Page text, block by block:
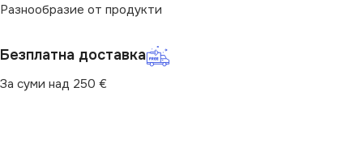
СВЕТЛИНЕН ПОТОК
Разнообразие от продукти
Безплатна доставка
За суми над 250 €